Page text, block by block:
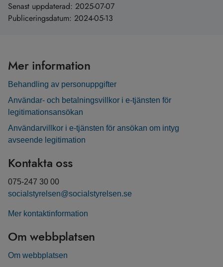
Senast uppdaterad: 2025-07-07
Publiceringsdatum: 2024-05-13
Mer information
Behandling av personuppgifter
Användar- och betalningsvillkor i e-tjänsten för
legitimationsansökan
Användarvillkor i e-tjänsten för ansökan om intyg
avseende legitimation
Kontakta oss
075-247 30 00
socialstyrelsen@socialstyrelsen.se
Mer kontaktinformation
Om webbplatsen
Om webbplatsen